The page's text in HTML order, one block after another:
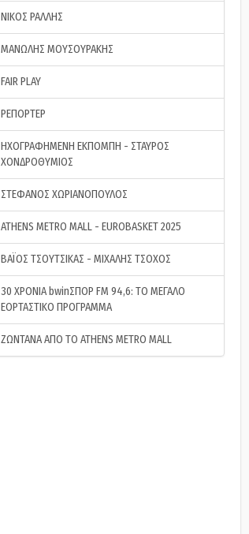
ΝΙΚΟΣ ΡΑΛΛΗΣ
ΜΑΝΩΛΗΣ ΜΟΥΣΟΥΡΑΚΗΣ
FAIR PLAY
ΡΕΠΟΡΤΕΡ
ΗΧΟΓΡΑΦΗΜΕΝΗ ΕΚΠΟΜΠΗ - ΣΤΑΥΡΟΣ
ΧΟΝΔΡΟΘΥΜΙΟΣ
ΣΤΕΦΑΝΟΣ ΧΩΡΙΑΝΟΠΟΥΛΟΣ
ATHENS METRO MALL - EUROBASKET 2025
ΒΑΪΟΣ ΤΣΟΥΤΣΙΚΑΣ - ΜΙΧΑΛΗΣ ΤΣΟΧΟΣ
30 ΧΡΟΝΙΑ bwinΣΠΟΡ FM 94,6: ΤΟ ΜΕΓΑΛΟ
ΕΟΡΤΑΣΤΙΚΟ ΠΡΟΓΡΑΜΜΑ
ΖΩΝΤΑΝΑ ΑΠΟ ΤΟ ATHENS METRO MALL